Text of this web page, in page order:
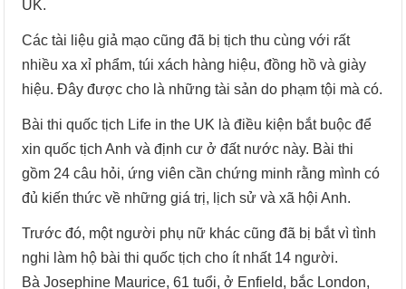
UK.
Các tài liệu giả mạo cũng đã bị tịch thu cùng với rất
nhiều xa xỉ phẩm, túi xách hàng hiệu, đồng hồ và giày
hiệu. Đây được cho là những tài sản do phạm tội mà có.
Bài thi quốc tịch Life in the UK là điều kiện bắt buộc để
xin quốc tịch Anh và định cư ở đất nước này. Bài thi
gồm 24 câu hỏi, ứng viên cần chứng minh rằng mình có
đủ kiến thức về những giá trị, lịch sử và xã hội Anh.
Trước đó, một người phụ nữ khác cũng đã bị bắt vì tình
nghi làm hộ bài thi quốc tịch cho ít nhất 14 người.
Bà Josephine Maurice, 61 tuổi, ở Enfield, bắc London,